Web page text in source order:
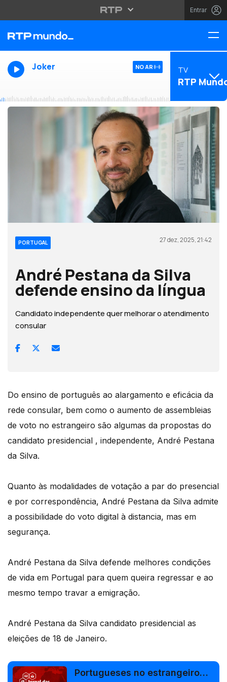
Entrar
Joker NO AR TV
RTP
PORTUGAL 27 dez, 2025, 21:42
André Pestana da Silva
defende ensino da língua
Candidato independente quer melhorar o atendimento
consular
Do ensino de português ao alargamento e eficácia da
rede consular, bem como o aumento de assembleias
de voto no estrangeiro são algumas da propostas do
candidato presidencial , independente, André Pestana
da Silva.
Quanto às modalidades de votação a par do presencial
e por correspondência, André Pestana da Silva admite
a possibilidade do voto digital à distancia, mas em
segurança.
André Pestana da Silva defende melhores condições
de vida em Portugal para quem queira regressar e ao
mesmo tempo travar a emigração.
André Pestana da Silva candidato presidencial as
eleições de 18 de Janeiro.
Portugueses no estrangeiro